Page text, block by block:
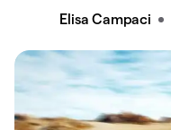
Elisa Campaci